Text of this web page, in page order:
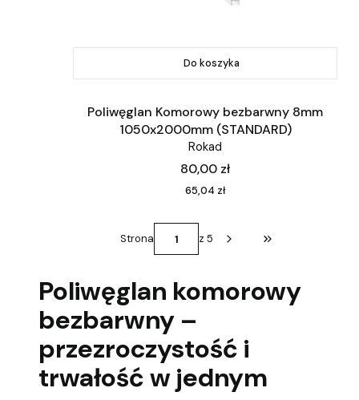
Do koszyka
Poliwęglan Komorowy bezbarwny 8mm
1050x2000mm (STANDARD)
Rokad
Cena
80,00 zł
Cena
65,04 zł
Strona z 5 Przejdź do
Poliwęglan komorowy
bezbarwny –
przezroczystość i
trwałość w jednym